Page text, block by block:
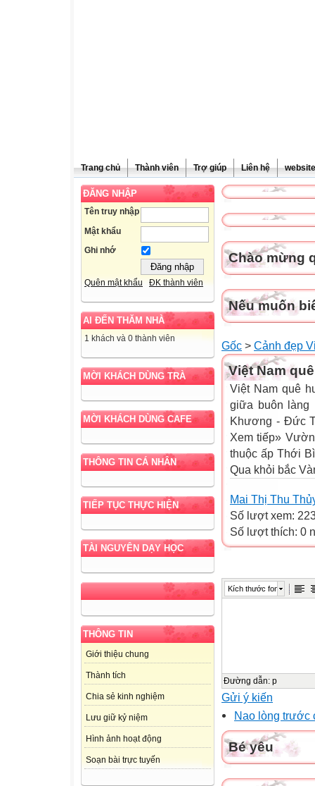
Trang chủ Thành viên Trợ giúp Liên hệ
ĐĂNG NHẬP
Tên truy nhập
Mật khẩu
Ghi nhớ
Quên mật khẩu ĐK thành viên
AI ĐẾN THĂM NHÀ
1 khách và 0 thành viên
MỜI KHÁCH DÙNG TRÀ
MỜI KHÁCH DÙNG CAFE
THÔNG TIN CÁ NHÂN
TIẾP TỤC THỰC HIỆN
TÀI NGUYÊN DẠY HỌC
THÔNG TIN
Giới thiệu chung
Thành tích
Chia sẻ kinh nghiệm
Lưu giữ kỷ niệm
Hình ảnh hoạt động
Soạn bài trực tuyến
Chào mừng
Nếu muốn
Gốc > Cảnh đẹp
Việt Nam
Việt Nam quê
giữa buôn làng
Khương - Đức
Xem tiếp»
thuộc ấp Thới
Qua khỏi bắc
Mai Thị Thu
Số lượt xem:
Số lượt thích: 0
Kích thước font
Đường dẫn: p
Gửi ý kiến
Nao lòng trước
Bé yêu